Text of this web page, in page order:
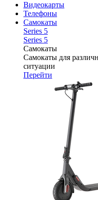
Видеокарты
Телефоны
Самокаты
Series 5
Series 5
Самокаты
Самокаты для
ситуации
Перейти